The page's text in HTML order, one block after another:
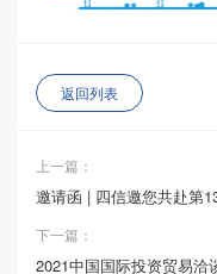
返回列表
上一篇：
邀请函 | 四信邀您共赴第
下一篇：
2021中国国际投资贸易洽